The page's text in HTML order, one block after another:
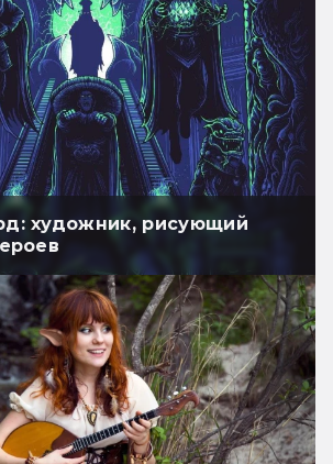
художник, рисующий